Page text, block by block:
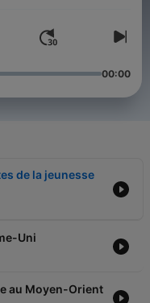
00:00
de la jeunesse
Uni
au Moyen-Orient